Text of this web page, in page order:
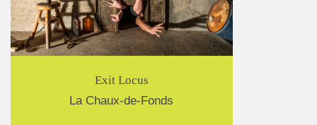
Exit Locus
La Chaux-de-Fonds